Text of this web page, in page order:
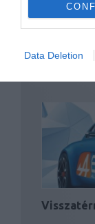
Data Deletion
Több